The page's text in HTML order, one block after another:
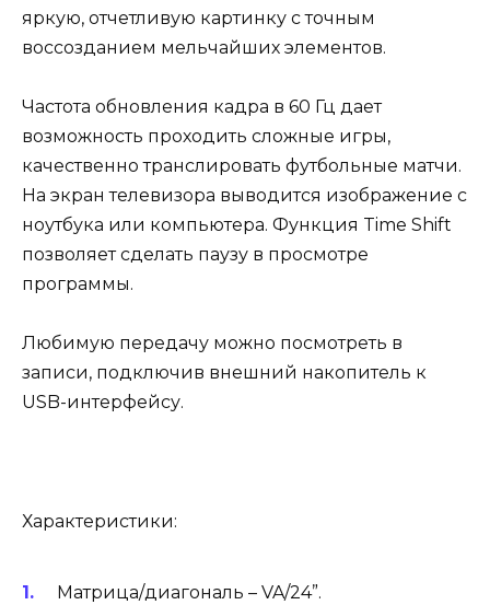
яркую, отчетливую картинку с точным
воссозданием мельчайших элементов.
Частота обновления кадра в 60 Гц дает
возможность проходить сложные игры,
качественно транслировать футбольные матчи.
На экран телевизора выводится изображение с
ноутбука или компьютера. Функция Time Shift
позволяет сделать паузу в просмотре
программы.
Любимую передачу можно посмотреть в
записи, подключив внешний накопитель к
USB-интерфейсу.
Характеристики:
Матрица/диагональ – VA/24”.